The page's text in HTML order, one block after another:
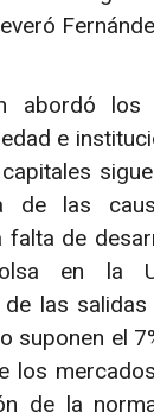
abordó los
e
de las
falta de
en la
las
suponen el
los
de la